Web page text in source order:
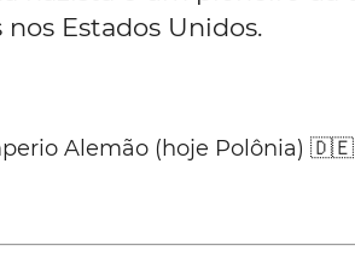
nos Estados Unidos.
Alemão (hoje Polônia) 🇩🇪